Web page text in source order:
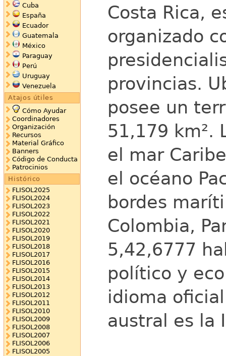
Cuba
España
Ecuador
Guatemala
México
Paraguay
Perú
Uruguay
Venezuela
Atajos útiles
Cómo Ayudar
Coordinadores
Organización
Recursos
Material Gráfico
Banners
Código de Conducta
Patrocinios
Histórico
FLISOL2025
FLISOL2024
FLISOL2023
FLISOL2022
FLISOL2021
FLISOL2020
FLISOL2019
FLISOL2018
FLISOL2017
FLISOL2016
FLISOL2015
FLISOL2014
FLISOL2013
FLISOL2012
FLISOL2011
FLISOL2010
FLISOL2009
FLISOL2008
FLISOL2007
FLISOL2006
FLISOL2005
Costa Rica,
organizado
provincias.
posee un
51,179 km².
el mar
el océano
bordes
Colombia,
5,42,6777
político y
idioma
austral es la